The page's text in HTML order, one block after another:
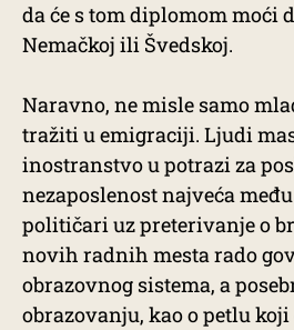
da će s tom diplomom moći
Nemačkoj ili Švedskoj.
Naravno, ne misle samo
tražiti u emigraciji. Ljudi
inostranstvo u potrazi za
nezaposlenost najveća
političari uz preterivanje o
novih radnih mesta rado
obrazovnog sistema, a
obrazovanju, kao o petlu